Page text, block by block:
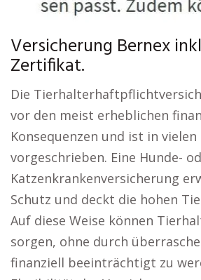
Versicherung Bernex
Zertifikat.
Die
vor den meist erheblichen
Konsequenzen und ist in
vorgeschrieben. Eine Hunde-
Katzenkrankenversicherung
Schutz und deckt die hohen
Auf diese Weise können
sorgen, ohne durch
finanziell beeinträchtigt zu